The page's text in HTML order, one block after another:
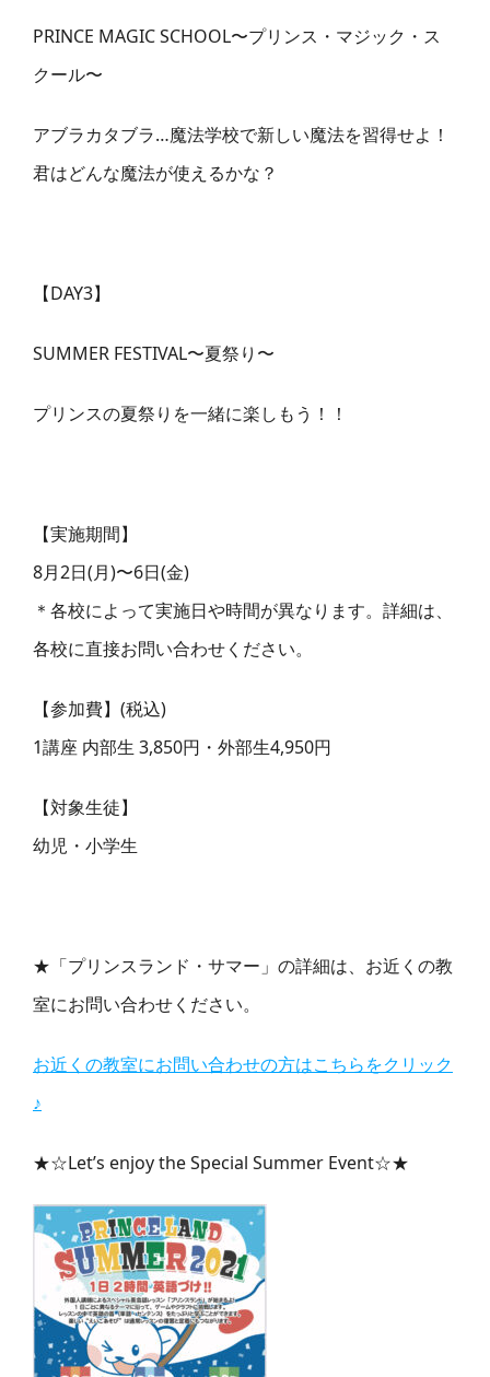
PRINCE MAGIC SCHOOL〜プリンス・マジック・ス
クール〜
アブラカタブラ…魔法学校で新しい魔法を習得せよ！
君はどんな魔法が使えるかな？
【DAY3】
SUMMER FESTIVAL〜夏祭り〜
プリンスの夏祭りを一緒に楽しもう！！
【実施期間】
8月2日(月)〜6日(金)
＊各校によって実施日や時間が異なります。詳細は、
各校に直接お問い合わせください。
【参加費】(税込)
1講座 内部生 3,850円・外部生4,950円
【対象生徒】
幼児・小学生
★「プリンスランド・サマー」の詳細は、お近くの教
室にお問い合わせください。
お近くの教室にお問い合わせの方はこちらをクリック
♪
★☆Let’s enjoy the Special Summer Event☆★